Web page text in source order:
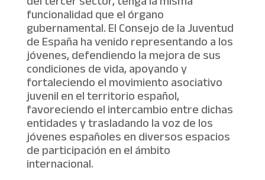
funcionalidad que el órgano
gubernamental. El Consejo de la Juventud
de España ha venido representando a los
jóvenes, defendiendo la mejora de sus
condiciones de vida, apoyando y
fortaleciendo el movimiento asociativo
juvenil en el territorio español,
favoreciendo el intercambio entre dichas
entidades y trasladando la voz de los
jóvenes españoles en diversos espacios
de participación en el ámbito
internacional.